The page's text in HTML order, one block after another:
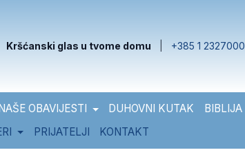
Kršćanski glas u tvome domu +385 1 2327000
NAŠE OBAVIJESTI DUHOVNI KUTAK
BIBLIJA
PRIJATELJI KONTAKT